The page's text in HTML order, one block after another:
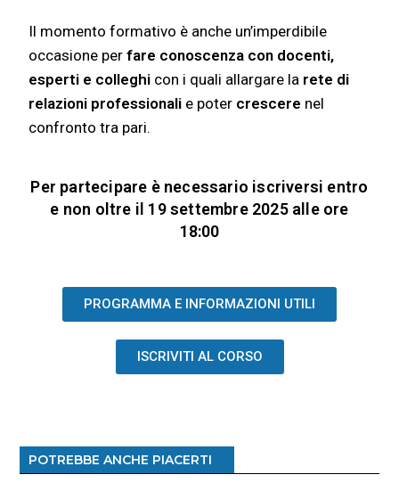
Il momento formativo è anche un’imperdibile
occasione perfare conoscenza con docenti,
esperti e colleghi con i quali allargare la rete di
relazioni professionali e poter crescere nel
confronto tra pari.
Per partecipare è necessario iscriversi entro
e non oltre il 19 settembre 2025 alle ore
18:00
PROGRAMMA E INFORMAZIONI UTILI
ISCRIVITI AL CORSO
POTREBBE ANCHE PIACERTI